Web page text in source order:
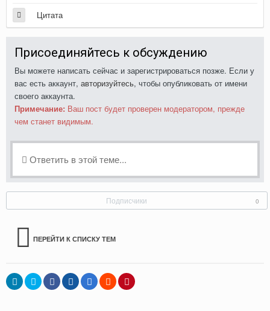
Цитата
Присоединяйтесь к обсуждению
Вы можете написать сейчас и зарегистрироваться позже. Если у
вас есть аккаунт, авторизуйтесь, чтобы опубликовать от имени
своего аккаунта.
Примечание: Ваш пост будет проверен модератором, прежде
чем станет видимым.
Ответить в этой теме...
Подписчики 0
ПЕРЕЙТИ К СПИСКУ ТЕМ